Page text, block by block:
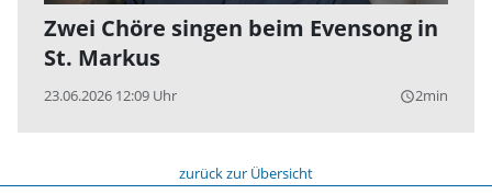
Zwei Chöre singen beim Evensong in
St. Markus
23.06.2026 12:09 Uhr query_builder2min
zurück zur Übersicht